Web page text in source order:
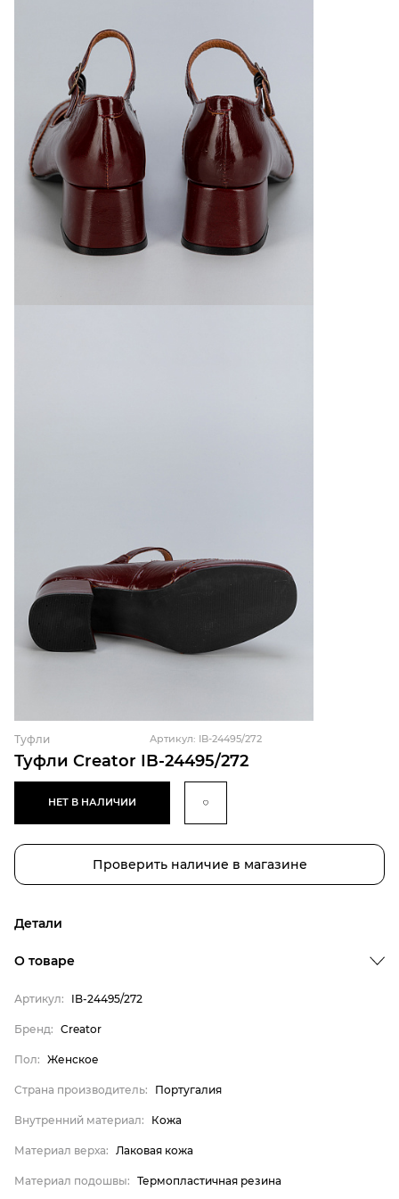
Туфли Creator IB-24495/272
Туфли Артикул: IB-24495/272
НЕТ В НАЛИЧИИ
Проверить наличие в магазине
Детали
Бренд
Пол
Страна производитель
Внутренний материал
Материал верха
Материал подошвы
О товаре
Артикул: IB-24495/272
Бренд: Creator
Пол: Женское
Страна производитель: Португалия
Внутренний материал: Кожа
Материал верха: Лаковая кожа
Материал подошвы: Термопластичная резина